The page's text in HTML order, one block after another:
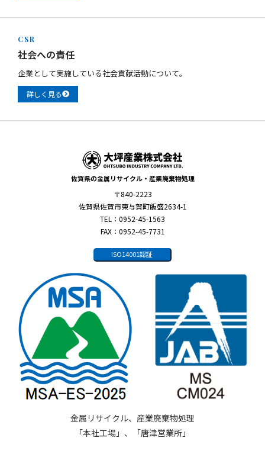
CSR
社会への責任
企業として実施している社会貢献活動について。
詳しく見る
佐賀県の金属リサイクル・産業廃棄物処理
〒840-2223
佐賀県佐賀市東与賀町飯盛2634-1
TEL：0952-45-1563
FAX：0952-45-7731
ISO14001認証
金属リサイクル、産業廃棄物処理
「本社工場」、「唐津営業所」